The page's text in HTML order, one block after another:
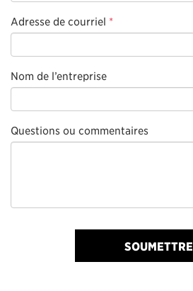
Adresse de courriel *
Nom de l’entreprise
Questions ou commentaires
SOUMETTRE